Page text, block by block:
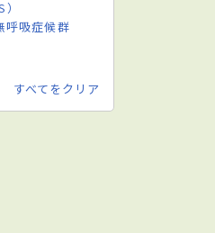
呼吸症候群
すべてをクリア